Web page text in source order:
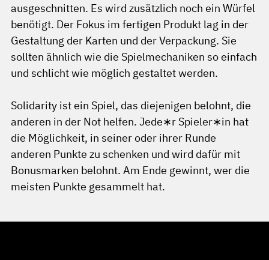
ausgeschnitten. Es wird zusätzlich noch ein Würfel
benötigt. Der Fokus im fertigen Produkt lag in der
Gestaltung der Karten und der Verpackung. Sie
sollten ähnlich wie die Spielmechaniken so einfach
und schlicht wie möglich gestaltet werden.
Solidarity ist ein Spiel, das diejenigen belohnt, die
anderen in der Not helfen. Jede∗r Spieler∗in hat
die Möglichkeit, in seiner oder ihrer Runde
anderen Punkte zu schenken und wird dafür mit
Bonusmarken belohnt. Am Ende gewinnt, wer die
meisten Punkte gesammelt hat.